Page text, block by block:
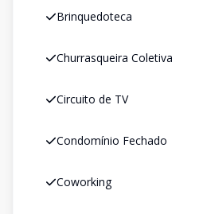
Brinquedoteca
Churrasqueira Coletiva
Circuito de TV
Condomínio Fechado
Coworking